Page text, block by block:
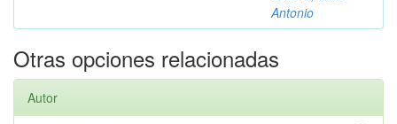
Antonio
Otras opciones relacionadas
Autor